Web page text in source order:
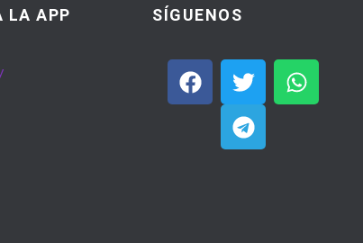
LA APP SÍGUENOS